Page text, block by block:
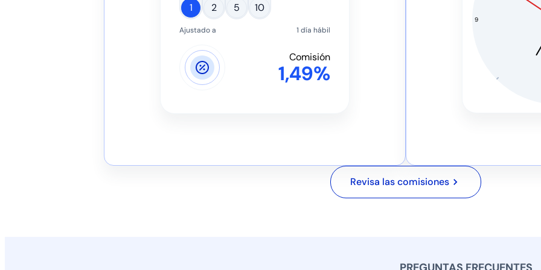
1 2 5 10
Ajustado a 1 día hábil
Comisión
1,49%
9
Revisa las comisiones